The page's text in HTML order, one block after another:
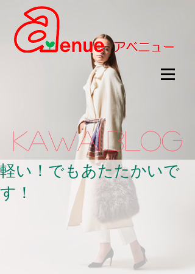
kawaii.BLOG
軽い！でもあたたかいで
す！